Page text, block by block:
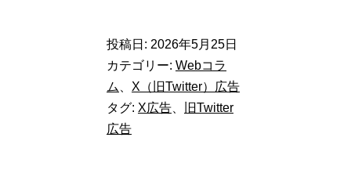
告
の
「ダ
投稿日: 2026年5月25日
カテゴリー: Webコラ
ム
X（旧Twitter）広告
タグ: X広告
旧Twitter
広告